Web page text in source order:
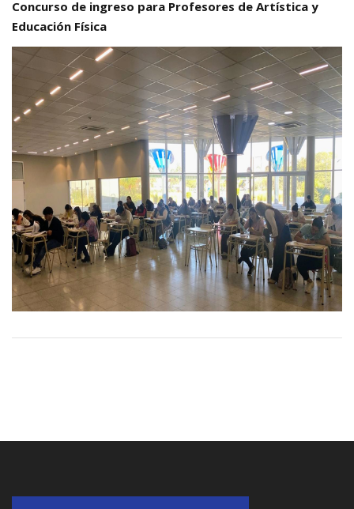
Concurso de ingreso para Profesores de Artística y
Educación Física